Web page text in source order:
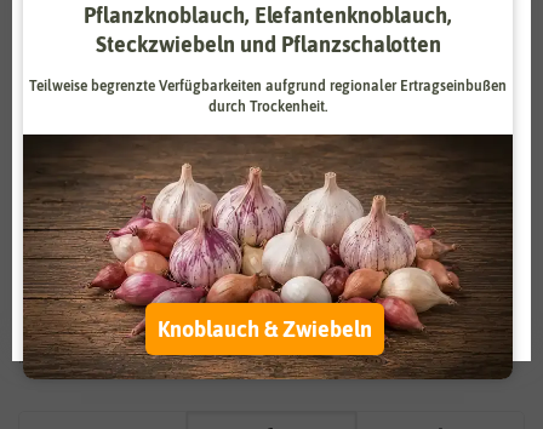
Vergrößern durch berühren
BIO Feldsalat
1,99 €
*
* inkl. 7% MwSt. zzgl.Versandkosten
Zahlungsdienstleister Marketing
Externe Medien Funktional
Alle akzeptieren
Alle ablehnen
Pflanzknoblauch, Elefantenknoblauch,
Steckzwiebeln und Pflanzschalotten
Teilweise begrenzte Verfügbarkeiten aufgrund regionaler Ertragseinbußen
durch Trockenheit.
Knoblauch & Zwiebeln